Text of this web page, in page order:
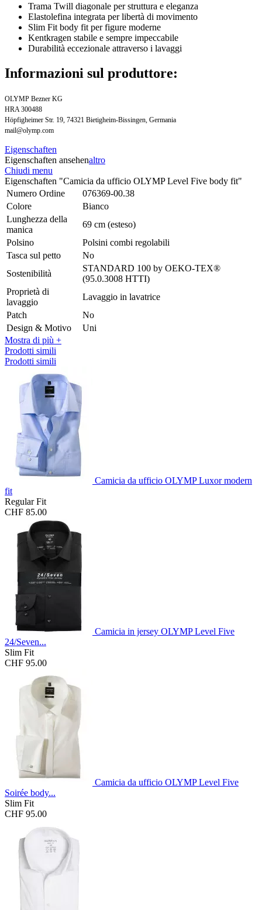
Trama Twill diagonale per struttura e eleganza
Elastolefina integrata per libertà di movimento
Slim Fit body fit per figure moderne
Kentkragen stabile e sempre impeccabile
Durabilità eccezionale attraverso i lavaggi
Informazioni sul produttore:
OLYMP Bezner KG
HRA 300488
Höpfigheimer Str. 19, 74321 Bietigheim-Bissingen, Germania
mail@olymp.com
Eigenschaften
Eigenschaften ansehenaltro
Chiudi menu
Eigenschaften "Camicia da ufficio OLYMP Level Five body fit"
Numero Ordine
076369-00.38
Colore
Bianco
Lunghezza della
manica
69 cm (esteso)
Polsino
Polsini combi regolabili
Tasca sul petto
No
Sostenibilità
STANDARD 100 by OEKO-TEX®
(95.0.3008 HTTI)
Proprietà di
lavaggio
Lavaggio in lavatrice
Patch
No
Design & Motivo
Uni
Mostra di più +
Prodotti simili
Prodotti simili
Camicia da ufficio OLYMP Luxor modern
fit
Regular Fit
CHF 85.00
Camicia in jersey OLYMP Level Five
24/Seven...
Slim Fit
CHF 95.00
Camicia da ufficio OLYMP Level Five
Soirée body...
Slim Fit
CHF 95.00